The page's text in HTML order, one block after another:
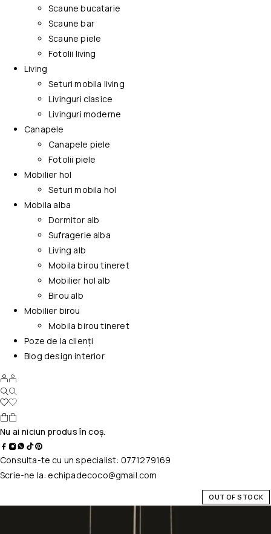
Scaune bucatarie
Scaune bar
Scaune piele
Fotolii living
Living
Seturi mobila living
Livinguri clasice
Livinguri moderne
Canapele
Canapele piele
Fotolii piele
Mobilier hol
Seturi mobila hol
Mobila alba
Dormitor alb
Sufragerie alba
Living alb
Mobila birou tineret
Mobilier hol alb
Birou alb
Mobilier birou
Mobila birou tineret
Poze de la clienți
Blog design interior
Nu ai niciun produs în coș.
Consulta-te cu un specialist: 0771279169
Scrie-ne la:echipadecoco@gmail.com
OUT OF STOCK